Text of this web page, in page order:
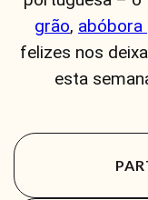
grão, abóbora
felizes nos
esta